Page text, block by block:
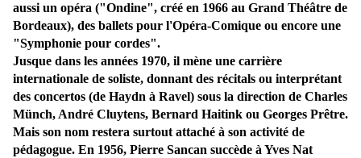
aussi un opéra ("Ondine", créé en 1966 au Grand Théâtre de
Bordeaux), des ballets pour l'Opéra-Comique ou encore une
"Symphonie pour cordes".
Jusque dans les années 1970, il mène une carrière
internationale de soliste, donnant des récitals ou interprétant
des concertos (de Haydn à Ravel) sous la direction de Charles
Münch, André Cluytens, Bernard Haitink ou Georges Prêtre.
Mais son nom restera surtout attaché à son activité de
pédagogue. En 1956, Pierre Sancan succède à Yves Nat